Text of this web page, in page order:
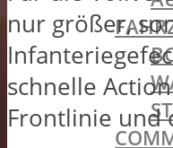
nur größer,
schnelle
Frontlinie und